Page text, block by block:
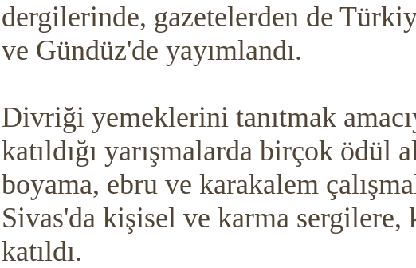
dergilerinde, gazetelerden de
ve Gündüz'de yayımlandı.
Divriği yemeklerini tanıtmak
katıldığı yarışmalarda birçok ödül
boyama, ebru ve karakalem
Sivas'da kişisel ve karma sergilere,
katıldı.